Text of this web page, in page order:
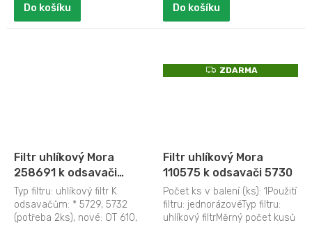
Do košíku Do košíku
Filtr uhlíkový Mora
258691 k odsavači
5729, 5732
Typ filtru: uhlíkový filtr K
odsavačům: * 5729, 5732
(potřeba 2ks), nové: OT 610,
Z
D
ZDARMA
Filtr uhlíkový Mora
110575 k odsavači 5730
Počet ks v balení (ks): 1Použití
filtru: jednorázovéTyp filtru:
uhlíkový filtrMěrný počet kusů